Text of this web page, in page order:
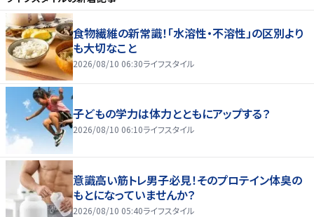
食物繊維の新常識！「水溶性・不溶性」の区別より
も大切なこと
2026/08/10 06:30ライフスタイル
子どもの学力は体力とともにアップする？
2026/08/10 06:10ライフスタイル
意識高い筋トレ男子必見！そのプロテイン体臭の
もとになっていませんか？
2026/08/10 05:40ライフスタイル